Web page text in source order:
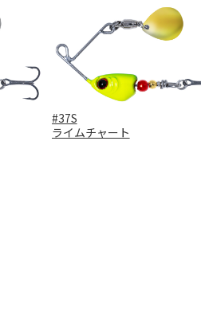
#37S
ライムチャート